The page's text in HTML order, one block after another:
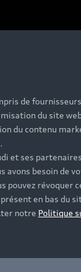
projet et
de
du site
du contenu
et ses
avons besoin de
pouvez révoquer
en bas du
notre Politique